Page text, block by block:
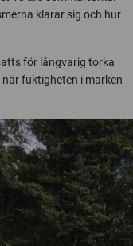
klarar sig och hur
för långvarig torka
fuktigheten i marken